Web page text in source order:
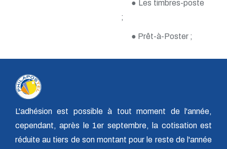
n° 71 - Avril 1998
n° 70 - Janvier 1998
n° 69 - Octobre 1997
n° 68 - Juillet 1997
● Les timbres-poste
;
● Prêt-à-Poster ;
L'adhésion est possible à tout moment de l'année,
cependant, après le 1er septembre, la cotisation est
réduite au tiers de son montant pour le reste de l'année